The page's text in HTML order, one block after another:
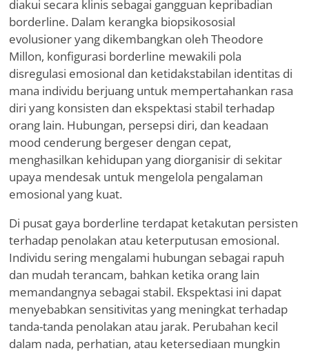
diakui secara klinis sebagai gangguan kepribadian
borderline. Dalam kerangka biopsikososial
evolusioner yang dikembangkan oleh Theodore
Millon, konfigurasi borderline mewakili pola
disregulasi emosional dan ketidakstabilan identitas di
mana individu berjuang untuk mempertahankan rasa
diri yang konsisten dan ekspektasi stabil terhadap
orang lain. Hubungan, persepsi diri, dan keadaan
mood cenderung bergeser dengan cepat,
menghasilkan kehidupan yang diorganisir di sekitar
upaya mendesak untuk mengelola pengalaman
emosional yang kuat.
Di pusat gaya borderline terdapat ketakutan persisten
terhadap penolakan atau keterputusan emosional.
Individu sering mengalami hubungan sebagai rapuh
dan mudah terancam, bahkan ketika orang lain
memandangnya sebagai stabil. Ekspektasi ini dapat
menyebabkan sensitivitas yang meningkat terhadap
tanda-tanda penolakan atau jarak. Perubahan kecil
dalam nada, perhatian, atau ketersediaan mungkin